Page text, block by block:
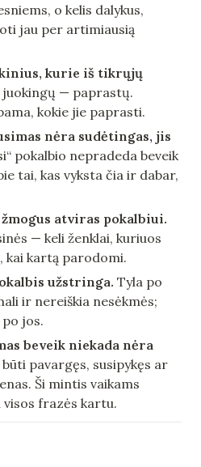
o kelis dalykus,
jau per artimiausią
kurie iš tikrųjų
— paprastų.
kokie jie paprasti.
nėra sudėtingas, jis
pokalbio nepradeda beveik
tai, kas vyksta čia ir dabar,
atviras pokalbiui.
— keli ženklai, kuriuos
kai kartą parodomi.
užstringa. Tyla po
ir nereiškia nesėkmės;
jos.
beveik niekada nėra
pavargęs, susipykęs ar
Ši mintis vaikams
visos frazės kartu.